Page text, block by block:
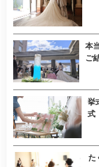
本
ご
挙
式
た